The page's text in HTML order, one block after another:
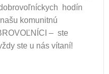
hodín
komunitnú
– ste
ste u nás vítaní!